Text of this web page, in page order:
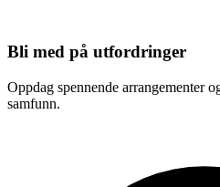
Bli med på utfordringer
Oppdag spennende arrangementer
samfunn.